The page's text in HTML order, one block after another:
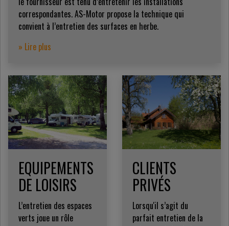
correspondantes. AS-Motor propose la technique qui
convient à l’entretien des surfaces en herbe.
» Lire plus
EQUIPEMENTS
DE LOISIRS
L’entretien des espaces
verts joue un rôle
CLIENTS
PRIVÉS
Lorsqu'il s’agit du
parfait entretien de la